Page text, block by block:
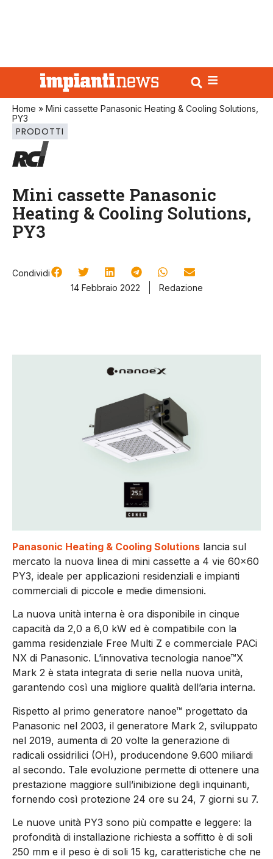
Home » Mini cassette Panasonic Heating & Cooling Solutions,
PY3
PRODOTTI
Mini cassette Panasonic
Heating & Cooling Solutions,
PY3
Condividi
14 Febbraio 2022
Redazione
Panasonic Heating & Cooling Solutions lancia sul
mercato la nuova linea di mini cassette a 4 vie 60×60
PY3, ideale per applicazioni residenziali e impianti
commerciali di piccole e medie dimensioni.
La nuova unità interna è ora disponibile in cinque
capacità da 2,0 a 6,0 kW ed è compatibile con la
gamma residenziale Free Multi Z e commerciale PACi
NX di Panasonic. L’innovativa tecnologia nanoe™X
Mark 2 è stata integrata di serie nella nuova unità,
garantendo così una migliore qualità dell’aria interna.
Rispetto al primo generatore nanoe™ progettato da
Panasonic nel 2003, il generatore Mark 2, sviluppato
nel 2019, aumenta di 20 volte la generazione di
radicali ossidrilici (OH), producendone 9.600 miliardi
al secondo. Tale evoluzione permette di ottenere una
prestazione maggiore sull’inibizione degli inquinanti,
fornendo così protezione 24 ore su 24, 7 giorni su 7.
Le nuove unità PY3 sono più compatte e leggere: la
profondità di installazione richiesta a soffitto è di soli
250 mm e il peso è di soli 15 kg, caratteristiche che ne